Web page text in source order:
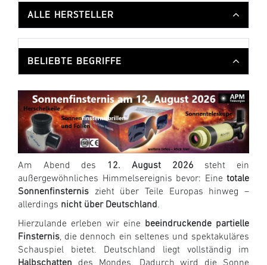
ALLE HERSTELLER
BELIEBTE BEGRIFFE
Am Abend des 12. August 2026 steht ein
außergewöhnliches Himmelsereignis bevor: Eine totale
Sonnenfinsternis zieht über Teile Europas hinweg –
allerdings nicht über Deutschland.
Hierzulande erleben wir eine
beeindruckende partielle
Finsternis, die dennoch ein seltenes und spektakuläres
Schauspiel bietet. Deutschland liegt vollständig im
Halbschatten des Mondes. Dadurch wird die Sonne